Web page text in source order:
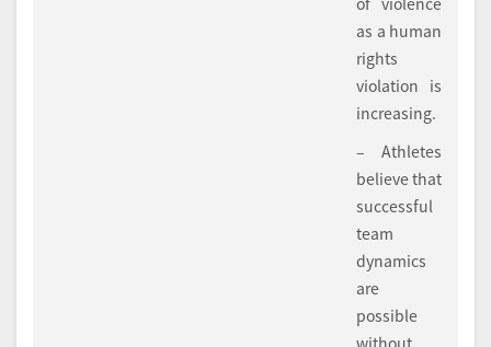
as a human
rights
violation is
increasing.
– Athletes
believe that
successful
team
dynamics
are
possible
without